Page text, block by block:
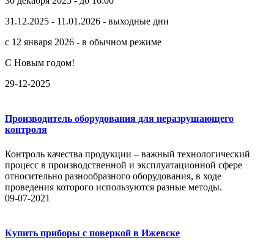
31.12.2025 - 11.01.2026 - выходные дни
с 12 января 2026 - в обычном режиме
С Новым годом!
29-12-2025
Производитель оборудования для неразрушающего
контроля
Контроль качества продукции – важный технологический
процесс в производственной и эксплуатационной сфере
относительно разнообразного оборудования, в ходе
проведения которого используются разные методы.
09-07-2021
Купить приборы с поверкой в Ижевске